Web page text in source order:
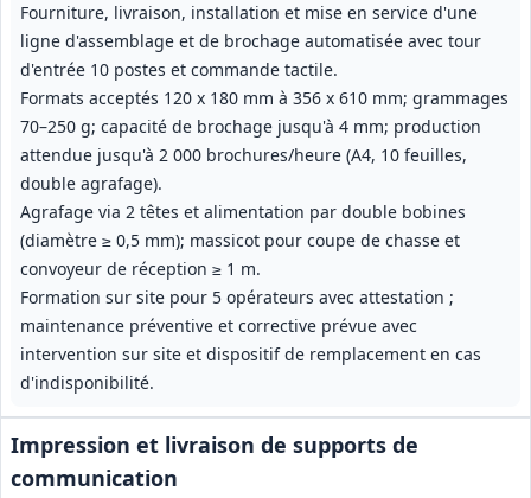
Fourniture, livraison, installation et mise en service d'une
ligne d'assemblage et de brochage automatisée avec tour
d'entrée 10 postes et commande tactile.
Formats acceptés 120 x 180 mm à 356 x 610 mm; grammages
70–250 g; capacité de brochage jusqu'à 4 mm; production
attendue jusqu'à 2 000 brochures/heure (A4, 10 feuilles,
double agrafage).
Agrafage via 2 têtes et alimentation par double bobines
(diamètre ≥ 0,5 mm); massicot pour coupe de chasse et
convoyeur de réception ≥ 1 m.
Formation sur site pour 5 opérateurs avec attestation ;
maintenance préventive et corrective prévue avec
intervention sur site et dispositif de remplacement en cas
d'indisponibilité.
Impression et livraison de supports de
communication